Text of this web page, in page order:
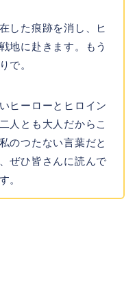
した痕跡を消し、ヒ
地に赴きます。もう
で。
ヒーローとヒロイン
人とも大人だからこ
のつたない言葉だと
ぜひ皆さんに読んで
。